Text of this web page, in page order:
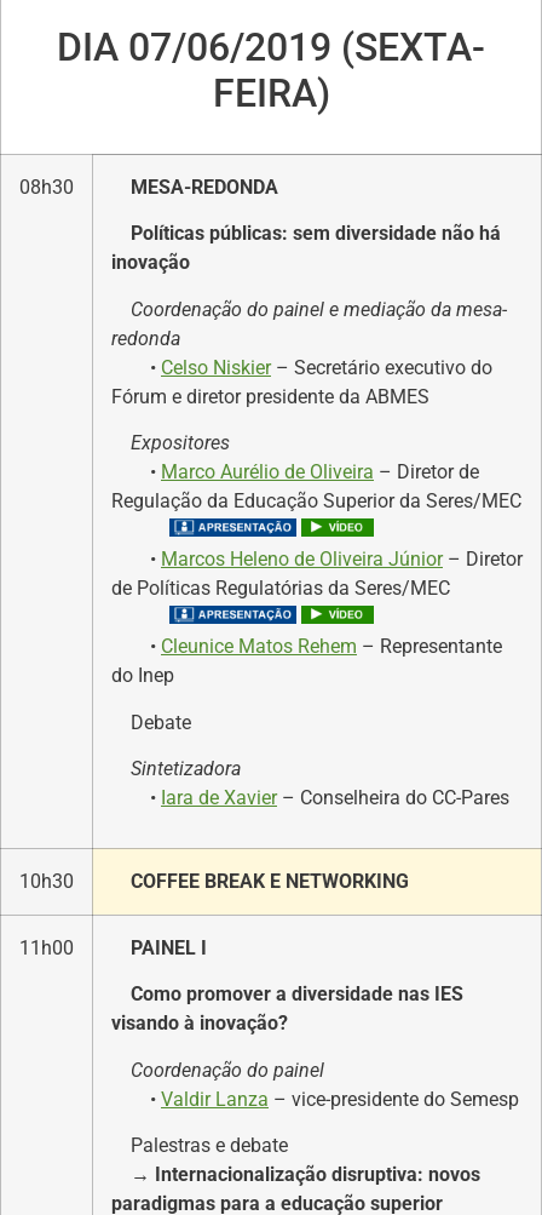
DIA 07/06/2019 (SEXTA-
FEIRA)
08h30 MESA-REDONDA
Políticas públicas: sem diversidade não há
inovação
Coordenação do painel e mediação da mesa-
redonda
• Celso Niskier – Secretário executivo do
Fórum e diretor presidente da ABMES
Expositores
• Marco Aurélio de Oliveira – Diretor de
Regulação da Educação Superior da Seres/MEC
• Marcos Heleno de Oliveira Júnior – Diretor
de Políticas Regulatórias da Seres/MEC
• Cleunice Matos Rehem – Representante
do Inep
Debate
Sintetizadora
• Iara de Xavier – Conselheira do CC-Pares
10h30 COFFEE BREAK E NETWORKING
11h00 PAINEL I
Como promover a diversidade nas IES
visando à inovação?
Coordenação do painel
• Valdir Lanza – vice-presidente do Semesp
Palestras e debate
→ Internacionalização disruptiva: novos
paradigmas para a educação superior